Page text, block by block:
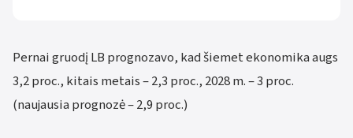
Pernai gruodį LB prognozavo, kad šiemet ekonomika augs
3,2 proc., kitais metais – 2,3 proc., 2028 m. – 3 proc.
(naujausia prognozė – 2,9 proc.)